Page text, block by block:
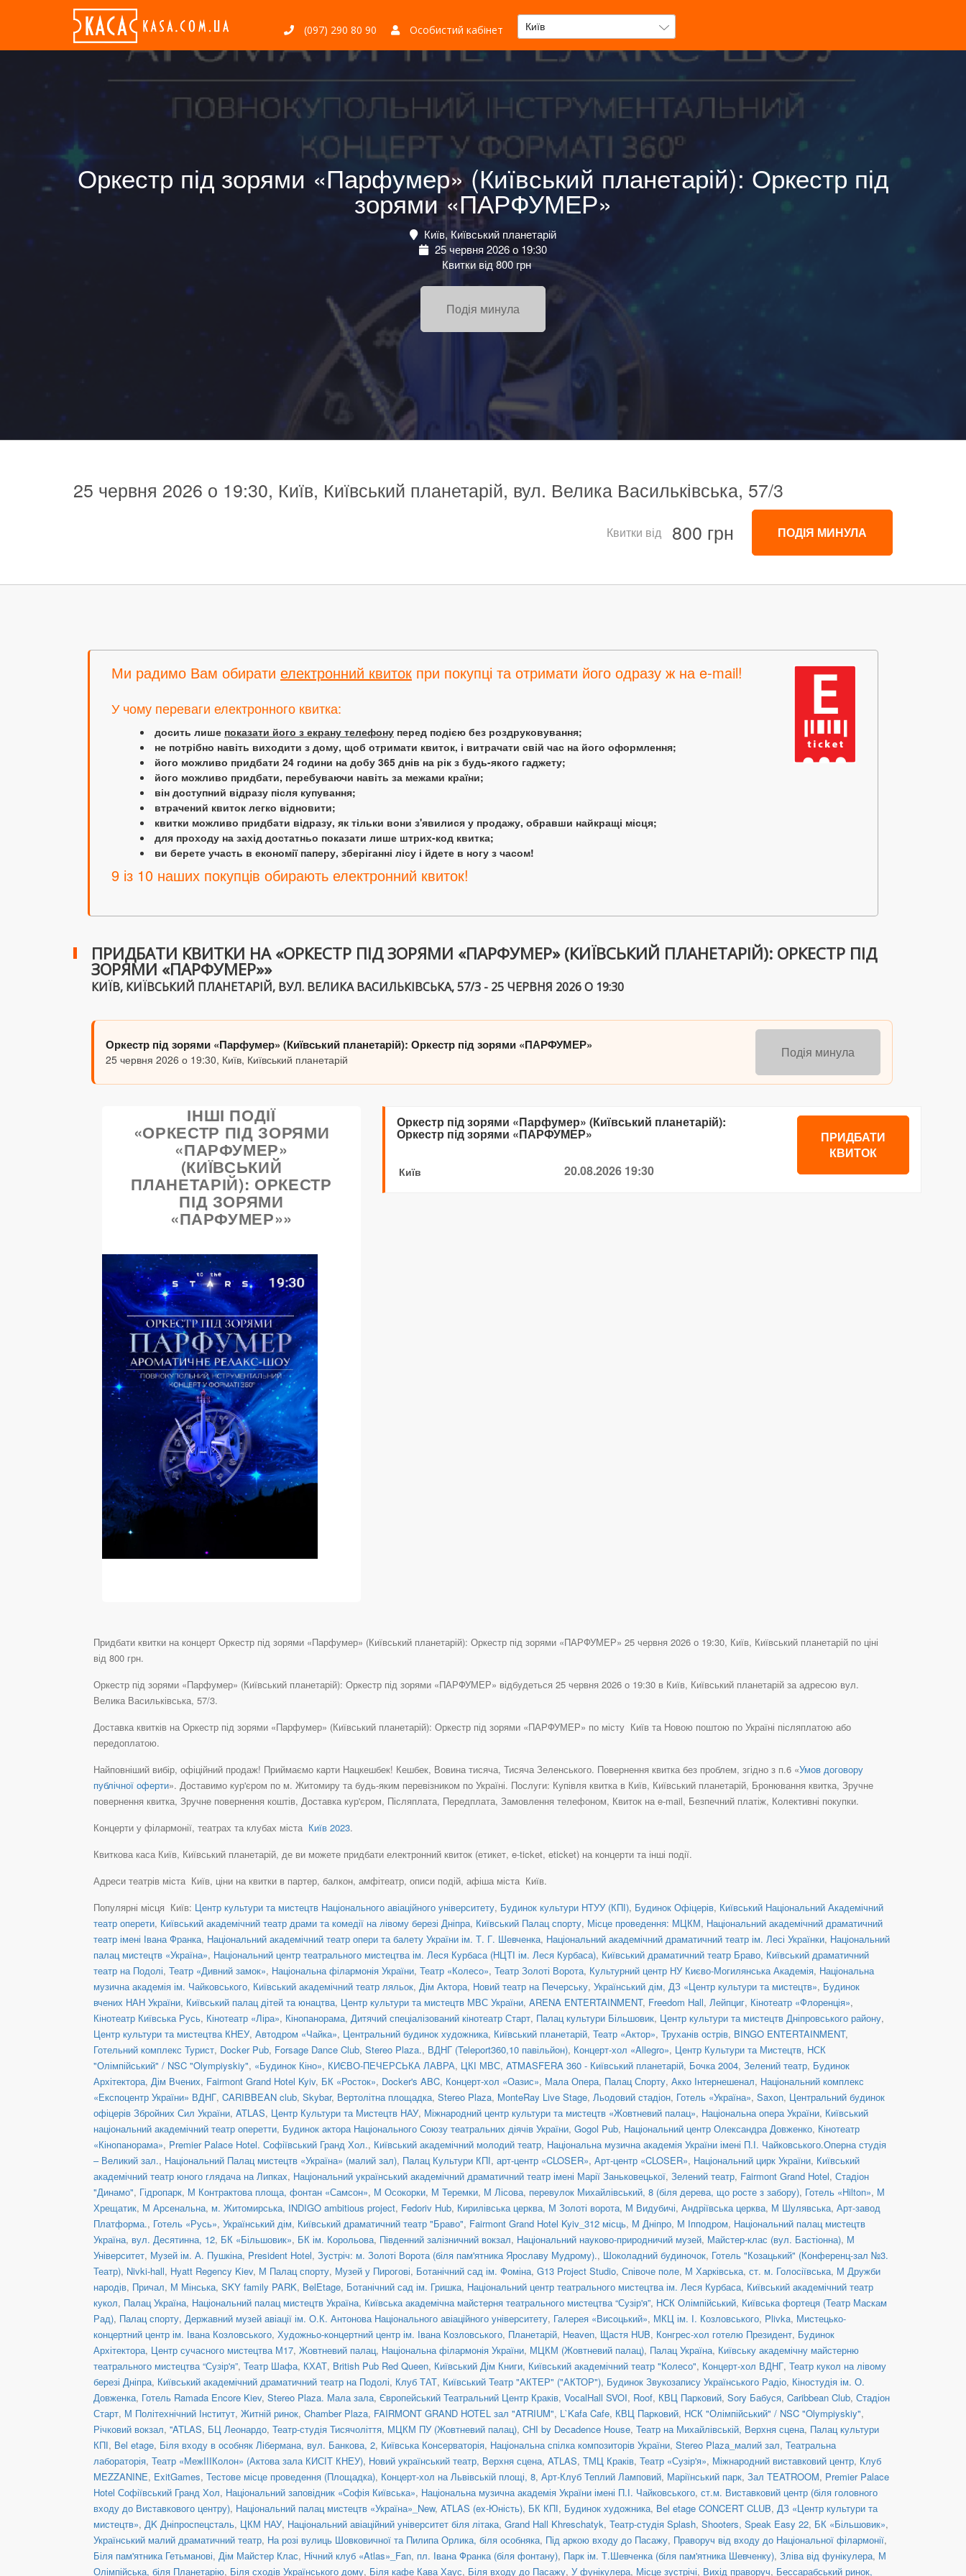
(097) 290 80 90 Особистий кабінет Київ
Оркестр під зорями «Парфумер» (Київський планетарій): Оркестр під
зорями «ПАРФУМЕР»
Київ, Київський планетарій
25 червня 2026 о 19:30
Квитки від 800 грн
Подія минула
25 червня 2026 о 19:30, Київ, Київський планетарій, вул. Велика Васильківська, 57/3
Квитки від 800 грн ПОДІЯ МИНУЛА
Ми радимо Вам обирати електронний квиток при покупці та отримати його одразу ж на e-mail!
У чому переваги електронного квитка:
досить лише показати його з екрану телефону перед подією без роздруковування;
не потрібно навіть виходити з дому, щоб отримати квиток, і витрачати свій час на його оформлення;
його можливо придбати 24 години на добу 365 днів на рік з будь-якого гаджету;
його можливо придбати, перебуваючи навіть за межами країни;
він доступний відразу після купування;
втрачений квиток легко відновити;
квитки можливо придбати відразу, як тільки вони з'явилися у продажу, обравши найкращі місця;
для проходу на захід достатньо показати лише штрих-код квитка;
ви берете участь в економії паперу, зберіганні лісу і йдете в ногу з часом!
9 із 10 наших покупців обирають електронний квиток!
ПРИДБАТИ КВИТКИ НА «ОРКЕСТР ПІД ЗОРЯМИ «ПАРФУМЕР» (КИЇВСЬКИЙ ПЛАНЕТАРІЙ): ОРКЕСТР ПІД
ЗОРЯМИ «ПАРФУМЕР»»
КИЇВ, КИЇВСЬКИЙ ПЛАНЕТАРІЙ, ВУЛ. ВЕЛИКА ВАСИЛЬКІВСЬКА, 57/3 - 25 ЧЕРВНЯ 2026 О 19:30
Оркестр під зорями «Парфумер» (Київський планетарій): Оркестр під зорями «ПАРФУМЕР»
25 червня 2026 о 19:30, Київ, Київський планетарій Подія минула
ІНШІ ПОДІЇ
«ОРКЕСТР ПІД ЗОРЯМИ
«ПАРФУМЕР»
(КИЇВСЬКИЙ
ПЛАНЕТАРІЙ): ОРКЕСТР
ПІД ЗОРЯМИ
«ПАРФУМЕР»»
Оркестр під зорями «Парфумер» (Київський планетарій):
Оркестр під зорями «ПАРФУМЕР»
Київ 20.08.2026 19:30
ПРИДБАТИ
КВИТОК
Придбати квитки на концерт Оркестр під зорями «Парфумер» (Київський планетарій): Оркестр під зорями «ПАРФУМЕР» 25 червня 2026 о 19:30, Київ, Київський планетарій по ціні
від 800 грн.
Оркестр під зорями «Парфумер» (Київський планетарій): Оркестр під зорями «ПАРФУМЕР» відбудеться 25 червня 2026 о 19:30 в Київ, Київський планетарій за адресою вул.
Велика Васильківська, 57/3.
Доставка квитків на Оркестр під зорями «Парфумер» (Київський планетарій): Оркестр під зорями «ПАРФУМЕР» по місту Київ та Новою поштою по Україні післяплатою або
передоплатою.
Найповніший вибір, офіційний продаж! Приймаємо карти Нацкешбек! Кешбек, Вовина тисяча, Тисяча Зеленського. Повернення квитка без проблем, згідно з п.6 «Умов договору
публічної оферти». Доставимо кур'єром по м. Житомиру та будь-яким перевізником по Україні. Послуги: Купівля квитка в Київ, Київський планетарій, Бронювання квитка, Зручне
повернення квитка, Зручне повернення коштів, Доставка кур'єром, Післяплата, Передплата, Замовлення телефоном, Квиток на e-mail, Безпечний платіж, Колективні покупки.
Концерти у філармонії, театрах та клубах міста Київ 2023.
Квиткова каса Київ, Київський планетарій, де ви можете придбати електронний квиток (етикет, e-ticket, eticket) на концерти та інші події.
Адреси театрів міста Київ, ціни на квитки в партер, балкон, амфітеатр, описи подій, афіша міста Київ.
Популярні місця Київ: Центр культури та мистецтв Національного авіаційного університету, Будинок культури НТУУ (КПІ), Будинок Офіцерів, Київський Національний Академічний
театр оперети, Київський академічний театр драми та комедії на лівому березі Дніпра, Київський Палац спорту, Місце проведення: МЦКМ, Національний академічний драматичний
театр імені Івана Франка, Національний академічний театр опери та балету України ім. Т. Г. Шевченка, Національний академічний драматичний театр ім. Лесі Українки, Національний
палац мистецтв «Україна», Національний центр театрального мистецтва ім. Леся Курбаса (НЦТІ ім. Леся Курбаса), Київський драматичний театр Браво, Київський драматичний
театр на Подолі, Театр «Дивний замок», Національна філармонія України, Театр «Колесо», Театр Золоті Ворота, Культурний центр НУ Києво-Могилянська Академія, Національна
музична академія ім. Чайковського, Київський академічний театр ляльок, Дім Актора, Новий театр на Печерську, Український дім, ДЗ «Центр культури та мистецтв», Будинок
вчених НАН України, Київський палац дітей та юнацтва, Центр культури та мистецтв МВС України, ARENA ENTERTAINMENT, Freedom Hall, Лейпциг, Кінотеатр «Флоренція»,
Кінотеатр Київська Русь, Кінотеатр «Ліра», Кінопанорама, Дитячий спеціалізований кінотеатр Старт, Палац культури Більшовик, Центр культури та мистецтв Дніпровського району,
Центр культури та мистецтва КНЕУ, Автодром «Чайка», Центральний будинок художника, Київський планетарій, Театр «Актор», Труханів острів, BINGO ENTERTAINMENT,
Готельний комплекс Турист, Docker Pub, Forsage Dance Club, Stereo Plaza., ВДНГ (Teleport360,10 павільйон), Концерт-хол «Allegro», Центр Культури та Мистецтв, НСК
"Олімпійський" / NSC "Olympiyskiy", «Будинок Кіно», КИЄВО-ПЕЧЕРСЬКА ЛАВРА, ЦКІ МВС, ATMASFERA 360 - Київський планетарій, Бочка 2004, Зелений театр, Будинок
Архітектора, Дім Вчених, Fairmont Grand Hotel Kyiv, БК «Росток», Docker's ABC, Концерт-хол «Оазис», Мала Опера, Палац Спорту, Акко Інтернешенал, Національний комплекс
«Експоцентр України» ВДНГ, CARIBBEAN club, Skybar, Вертолітна площадка, Stereo Plaza, MonteRay Live Stage, Льодовий стадіон, Готель «Україна», Saxon, Центральний будинок
офіцерів Збройних Сил України, ATLAS, Центр Культури та Мистецтв НАУ, Міжнародний центр культури та мистецтв «Жовтневий палац», Національна опера України, Київський
національний академічний театр оперетти, Будинок актора Національного Союзу театральних діячів України, Gogol Pub, Національний центр Олександра Довженко, Кінотеатр
«Кінопанорама», Premier Palace Hotel. Софіївський Гранд Хол., Київський академічний молодий театр, Національна музична академія України імені П.І. Чайковського.Оперна студія
– Великий зал., Національний Палац мистецтв «Україна» (малий зал), Палац Культури КПІ, арт-центр «CLOSER», Арт-центр «CLOSER», Національний цирк України, Київський
академічний театр юного глядача на Липках, Національний український академічний драматичний театр імені Марії Заньковецької, Зелений театр, Fairmont Grand Hotel, Стадіон
"Динамо", Гідропарк, М Контрактова площа, фонтан «Самсон», М Осокорки, М Теремки, М Лісова, перевулок Михайлівський, 8 (біля дерева, що росте з забору), Готель «Hilton», М
Хрещатик, М Арсенальна, м. Житомирська, INDIGO ambitious project, Fedoriv Hub, Кирилівська церква, М Золоті ворота, М Видубичі, Андріївська церква, М Шулявська, Арт-завод
Платформа., Готель «Русь», Український дім, Київський драматичний театр "Браво", Fairmont Grand Hotel Kyiv_312 місць, М Дніпро, М Іпподром, Національний палац мистецтв
Україна, вул. Десятинна, 12, БК «Більшовик», БК ім. Корольова, Південний залізничний вокзал, Національний науково-природничий музей, Майстер-клас (вул. Бастіонна), М
Університет, Музей ім. А. Пушкіна, President Hotel, Зустріч: м. Золоті Ворота (біля пам'ятника Ярославу Мудрому)., Шоколадний будиночок, Готель "Козацький" (Конференц-зал №3.
Театр), Nivki-hall, Hyatt Regency Kiev, М Палац спорту, Музей у Пирогові, Ботанічний сад ім. Фоміна, G13 Project Studio, Співоче поле, М Харківська, ст. м. Голосіївська, М Дружби
народів, Причал, М Мінська, SKY family PARK, BelEtage, Ботанічний сад ім. Гришка, Національний центр театрального мистецтва ім. Леся Курбаса, Київський академічний театр
кукол, Палац Україна, Національний палац мистецтв Україна, Київська академічна майстерня театрального мистецтва “Сузір'я”, НСК Олімпійський, Київська фортеця (Театр Маскам
Рад), Палац спорту, Державний музей авіації ім. О.К. Антонова Національного авіаційного університету, Галерея «Висоцький», МКЦ ім. І. Козловського, Plivka, Мистецько-
концертний центр ім. Івана Козловського, Художньо-концертний центр ім. Івана Козловського, Планетарій, Heaven, Щастя HUB, Конгрес-хол готелю Президент, Будинок
Архітектора, Центр сучасного мистецтва М17, Жовтневий палац, Національна філармонія України, МЦКМ (Жовтневий палац), Палац Україна, Київську академічну майстерню
театрального мистецтва “Сузір'я”, Театр Шафа, КХАТ, British Pub Red Queen, Київський Дім Книги, Київський академічний театр "Колесо", Концерт-хол ВДНГ, Театр кукол на лівому
березі Дніпра, Київський академічний драматичний театр на Подолі, Клуб ТАТ, Київський Театр "АКТЕР" ("АКТОР"), Будинок Звукозапису Українського Радіо, Кіностудія ім. О.
Довженка, Готель Ramada Encore Kiev, Stereo Plaza. Мала зала, Європейський Театральний Центр Краків, VocalHall SVOI, Roof, КВЦ Парковий, Sory Бабуся, Caribbean Club, Стадіон
Старт, М Політехнічний Інститут, Житній ринок, Chamber Plaza, FAIRMONT GRAND HOTEL зал "ATRIUM", L`Kafa Cafe, КВЦ Парковий, НСК "Олімпійський" / NSC "Olympiyskiy",
Річковий вокзал, ''ATLAS, БЦ Леонардо, Театр-студія Тисячоліття, МЦКМ ПУ (Жовтневий палац), CHI by Decadence House, Театр на Михайлівській, Верхня сцена, Палац культури
КПІ, Bel etage, Біля входу в особняк Лібермана, вул. Банкова, 2, Київська Консерваторія, Національна спілка композиторів України, Stereo Plaza_малий зал, Театральна
лабораторія, Театр «МежIIIКолон» (Актова зала КИСІТ КНЕУ), Новий український театр, Верхня сцена, ATLAS, ТМЦ Краків, Театр «Сузір'я», Міжнародний виставковий центр, Клуб
MEZZANINE, ExitGames, Тестове місце проведення (Площадка), Концерт-хол на Львівській площі, 8, Арт-Клуб Теплий Ламповий, Маріїнський парк, Зал TEATROOM, Premier Palace
Hotel Софіївський Гранд Хол, Національний заповідник «Софія Київська», Національна музична академія України імені П.І. Чайковського, ст.м. Виставковий центр (біля головного
входу до Виставкового центру), Національний палац мистецтв «Україна»_New, ATLAS (ex-Юність), БК КПІ, Будинок художника, Bel etage CONCERT CLUB, ДЗ «Центр культури та
мистецтв», ДK Дніпроспецсталь, ЦКМ НАУ, Національний авіаційний університет біля літака, Grand Hall Khreschatyk, Театр-студія Splash, Shooters, Speak Easy 22, БК «Більшовик»,
Український малий драматичний театр, На розі вулиць Шовковичної та Пилипа Орлика, біля особняка, Під аркою входу до Пасажу, Праворуч від входу до Національної філармонії,
Біля пам'ятника Гетьманові, Дім Майстер Клас, Нічний клуб «Atlas»_Fan, пл. Івана Франка (біля фонтану), Парк ім. Т.Шевченка (біля пам'ятника Шевченку), Зліва від фунікулера, М
Олімпійська, біля Планетарію, Біля сходів Українського дому, Біля кафе Кава Хаус, Біля входу до Пасажу, У фунікулера, Місце зустрічі, Вихід праворуч, Бессарабський ринок,